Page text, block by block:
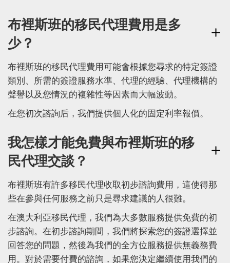
布裡斯班的移民代理費用是多
少？
布裡斯班的移民代理費用可能會根據您尋求的特定簽證
類別、所需的簽證服務水準、代理的經驗、代理機構的
聲譽以及您情況的複雜性等因素而大幅波動。
在您初次諮詢后，我們提供個人化的固定利率報價。
我怎樣才能免費與布裡斯班的移
民代理交談？
布裡斯班有許多移民代理收取初步諮詢費用，這使得那
些在參與任何服務之前只是尋求建議的人很難。
在澳大利亞移民代理，我們為大多數服務提供免費的初
步諮詢。在初步諮詢期間，我們將探索您的簽證選擇並
回答您的問題，然後為我們的全方位服務提供無義務費
用。對於需要付費的諮詢，如果您決定繼續使用我們的